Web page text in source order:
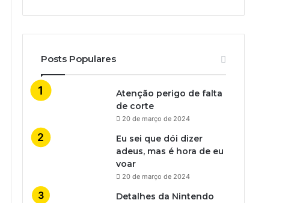
Posts Populares
Atenção perigo de falta
de corte
20 de março de 2024
Eu sei que dói dizer
adeus, mas é hora de eu
voar
20 de março de 2024
Detalhes da Nintendo